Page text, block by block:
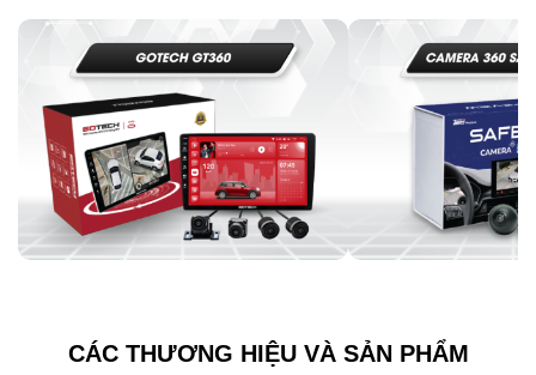
CÁC THƯƠNG HIỆU VÀ SẢN PHẨM